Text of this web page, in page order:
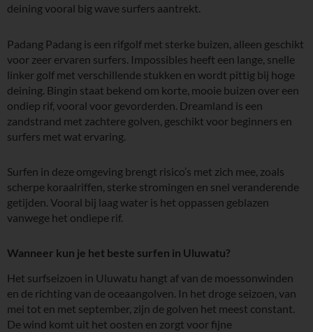
deining vooral big wave surfers aantrekt.
Padang Padang is een rifgolf met sterke buizen, alleen geschikt
voor zeer ervaren surfers. Impossibles heeft een lange, snelle
linker golf met verschillende stukken en wordt pittig bij hoge
deining. Bingin staat bekend om korte, mooie buizen over een
ondiep rif, vooral voor gevorderden. Dreamland is een
zandstrand met zachtere golven, geschikt voor beginners en
surfers met wat ervaring.
Surfen in deze omgeving brengt risico’s met zich mee, zoals
scherpe koraalriffen, sterke stromingen en snel veranderende
getijden. Vooral bij laag water is het oppassen geblazen
vanwege het ondiepe rif.
Wanneer kun je het beste surfen in Uluwatu?
Het surfseizoen in Uluwatu hangt af van de moessonwinden
en de richting van de oceaangolven. In het droge seizoen, van
mei tot en met september, zijn de golven het meest constant.
De wind komt uit het oosten en zorgt voor fijne